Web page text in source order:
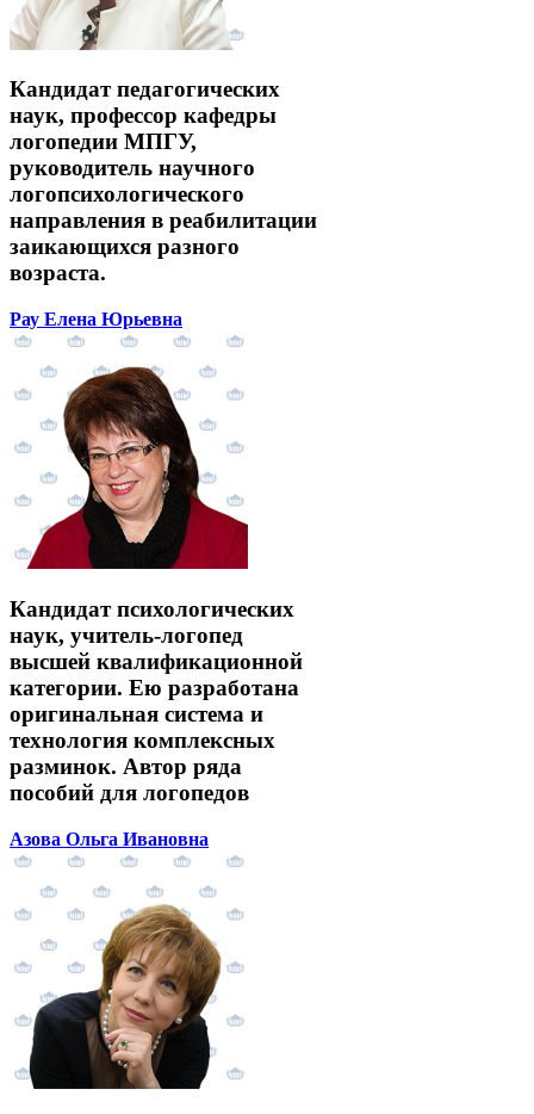
Кандидат педагогических
наук, профессор кафедры
логопедии МПГУ,
руководитель научного
логопсихологического
направления в реабилитации
заикающихся разного
возраста.
Рау Елена Юрьевна
Кандидат психологических
наук, учитель-логопед
высшей квалификационной
категории. Ею разработана
оригинальная система и
технология комплексных
разминок. Автор ряда
пособий для логопедов
Азова Ольга Ивановна